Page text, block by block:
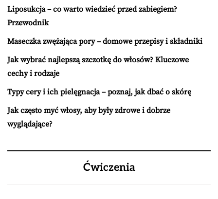
Liposukcja – co warto wiedzieć przed zabiegiem?
Przewodnik
Maseczka zwężająca pory – domowe przepisy i składniki
Jak wybrać najlepszą szczotkę do włosów? Kluczowe
cechy i rodzaje
Typy cery i ich pielęgnacja – poznaj, jak dbać o skórę
Jak często myć włosy, aby były zdrowe i dobrze
wyglądające?
Ćwiczenia